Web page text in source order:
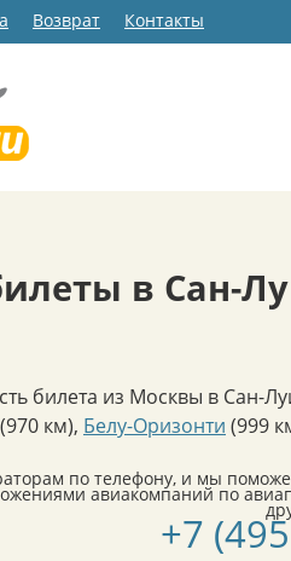
Возврат Контакты
в Сан-
билета из Москвы в Сан-
(970 км), Белу-Оризонти (999
по телефону, и мы
авиакомпаний по
+7